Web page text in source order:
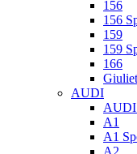
156
156
159
159
166
AUDI
AUDI
A1
A1
A2